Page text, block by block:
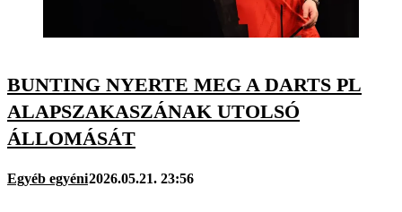
BUNTING NYERTE MEG A DARTS PL
ALAPSZAKASZÁNAK UTOLSÓ
ÁLLOMÁSÁT
Egyéb egyéni2026.05.21. 23:56